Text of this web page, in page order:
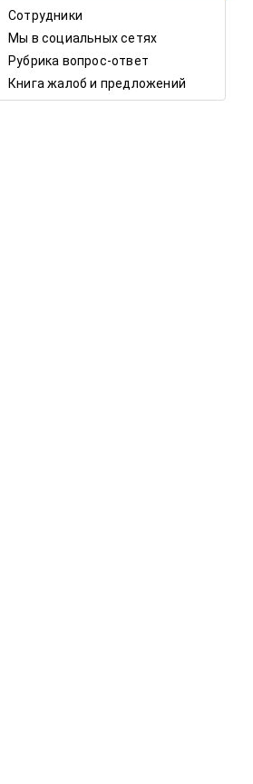
Сотрудники
Мы в социальных сетях
Рубрика вопрос-ответ
Книга жалоб и предложений